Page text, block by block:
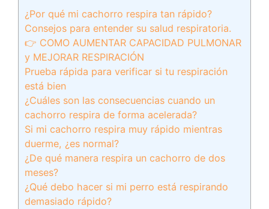
¿Por qué mi cachorro respira tan rápido?
Consejos para entender su salud respiratoria.
👉 COMO AUMENTAR CAPACIDAD PULMONAR
y MEJORAR RESPIRACIÓN
Prueba rápida para verificar si tu respiración
está bien
¿Cuáles son las consecuencias cuando un
cachorro respira de forma acelerada?
Si mi cachorro respira muy rápido mientras
duerme, ¿es normal?
¿De qué manera respira un cachorro de dos
meses?
¿Qué debo hacer si mi perro está respirando
demasiado rápido?